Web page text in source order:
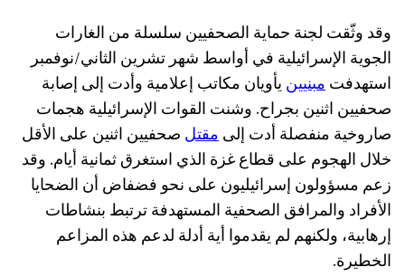
وقد وثّقت لجنة حماية الصحفيين سلسلة من الغارات
الجوية الإسرائيلية في أواسط شهر تشرين الثاني/نوفمبر
استهدفتمبنيينيأويان مكاتب إعلامية وأدت إلى إصابة
صحفيين اثنين بجراح. وشنت القوات الإسرائيلية هجمات
صاروخية منفصلة أدت إلىمقتل صحفيين اثنين على الأقل
خلال الهجوم على قطاع غزة الذي استغرق ثمانية أيام. وقد
زعم مسؤولون إسرائيليون على نحو فضفاض أن الضحايا
الأفراد والمرافق الصحفية المستهدفة ترتبط بنشاطات
إرهابية، ولكنهم لم يقدموا أية أدلة لدعم هذه المزاعم
الخطيرة.